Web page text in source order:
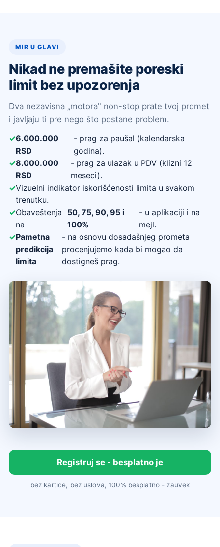
MIR U GLAVI
Nikad ne premašite poreski
limit bez upozorenja
Dva nezavisna „motora" non-stop prate tvoj promet
i javljaju ti pre nego što postane problem.
6.000.000
RSD
- prag za paušal (kalendarska
godina).
8.000.000
RSD
- prag za ulazak u PDV (klizni 12
meseci).
Vizuelni indikator iskorišćenosti limita u svakom
trenutku.
Obaveštenja
na
50, 75, 90, 95 i
100%
- u aplikaciji i na
mejl.
Pametna
predikcija
limita
- na osnovu dosadašnjeg prometa
procenjujemo kada bi mogao da
dostigneš prag.
Registruj se - besplatno je
bez kartice, bez uslova, 100% besplatno - zauvek